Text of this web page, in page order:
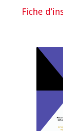
Fiche